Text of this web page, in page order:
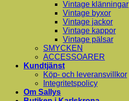
Vintage klänningar
Vintage byxor
Vintage jackor
Vintage kappor
Vintage pälsar
SMYCKEN
ACCESSOARER
Kundtjänst
Köp- och leveransvillkor
Integritetspolicy
Om Sallys